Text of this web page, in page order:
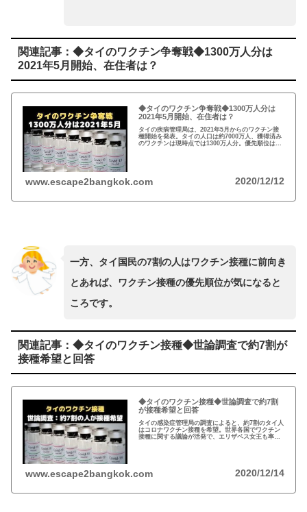
関連記事：◆タイのワクチン争奪戦◆1300万人分は
2021年5月開始、在住者は？
◆タイのワクチン争奪戦◆1300万人分は
2021年5月開始、在住者は？
タイの疾病管理局は、2021年5月からのワクチン接
種開始を発表。タイの人口は約7000万人、獲得済み
のワクチンは現時点では1300万人分。優先順位は、
www.escape2bangkok.com 2020/12/12
一方、タイ国民の7割の人はワクチン接種に前向き
とあれば、ワクチン接種の優先順位が気になると
ころです。
関連記事：◆タイのワクチン接種◆世論調査で約7割が
接種希望と回答
◆タイのワクチン接種◆世論調査で約7割
が接種希望と回答
タイの感染症管理局の調査によると、約7割のタイ人
はコロナワクチン接種を希望。世界各国でワクチン
接種に関する議論が活発で、エリザベス女王も率先
www.escape2bangkok.com 2020/12/14